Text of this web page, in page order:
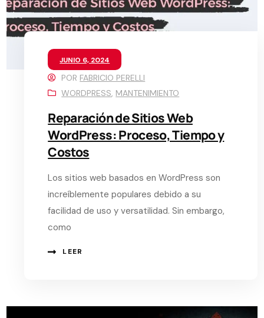
JUNIO 6, 2024
POR FABRICIO PERELLI
WORDPRESS, MANTENIMIENTO
Reparación de Sitios Web
WordPress: Proceso, Tiempo y
Costos
Los sitios web basados en WordPress son
increíblemente populares debido a su
facilidad de uso y versatilidad. Sin embargo,
como
LEER